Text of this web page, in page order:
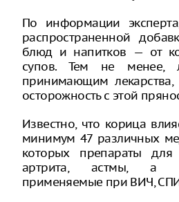
По информации
распространенной
блюд и напитков — от
супов. Тем не менее,
принимающим лекарства,
осторожность с этой
Известно, что корица
минимум 47 различных
которых препараты для
артрита, астмы, а
применяемые при ВИЧ,